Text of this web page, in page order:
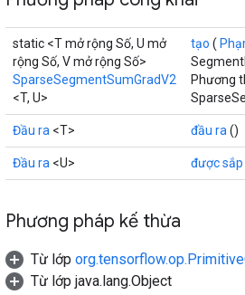
static <T mở rộng Số, U mở
rộng Số, V mở rộng Số>
SparseSegmentSumGradV2
<T, U>
tạo (
Phương
Đầu ra <T> đầu ra ()
Đầu ra <U> được sắp
Phương pháp kế thừa
Từ lớp
Từ lớp java.lang.Object